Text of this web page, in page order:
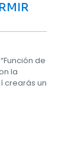
de
la
crearás un